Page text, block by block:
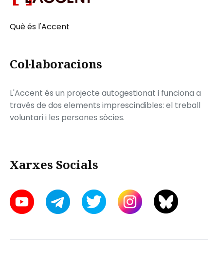
Què és l'Accent
Col·laboracions
L'Accent és un projecte autogestionat i funciona a
través de dos elements imprescindibles: el treball
voluntari i les persones sòcies.
Xarxes Socials